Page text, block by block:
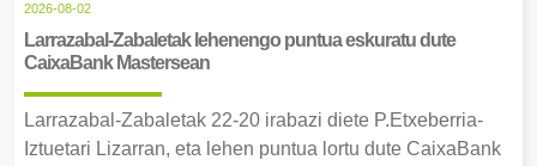
2026-08-02
Larrazabal-Zabaletak lehenengo puntua eskuratu dute
CaixaBank Mastersean
Larrazabal-Zabaletak 22-20 irabazi diete P.Etxeberria-
Iztuetari Lizarran, eta lehen puntua lortu dute CaixaBank